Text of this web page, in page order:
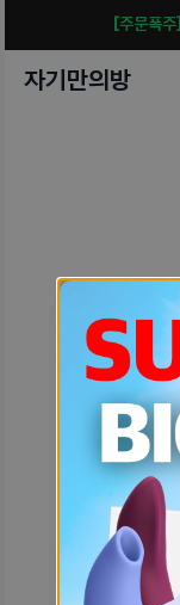
[주문폭주]
자기만의방